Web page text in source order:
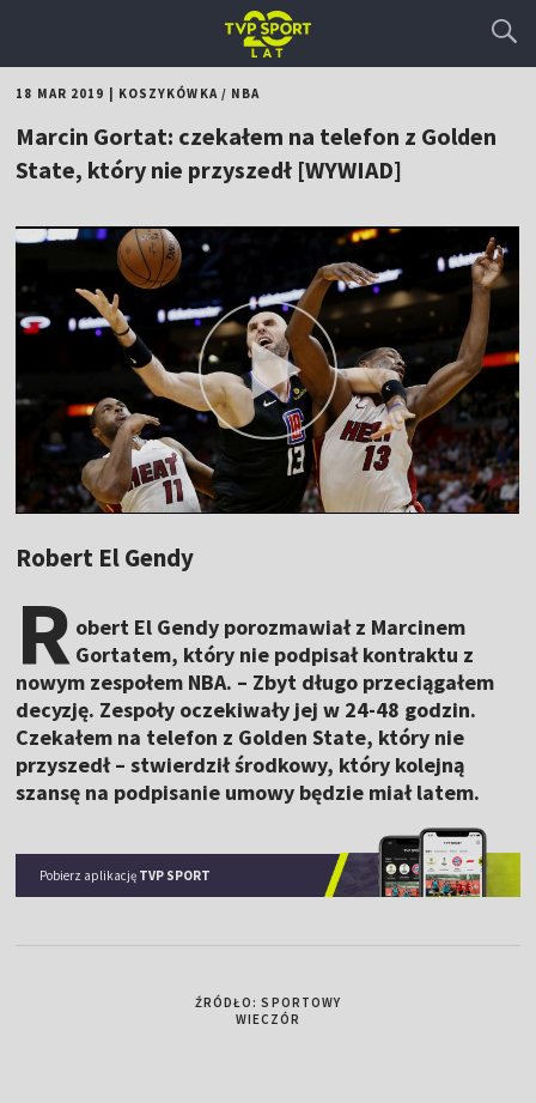
18 MAR 2019 KOSZYKÓWKA/ NBA
Marcin Gortat: czekałem na telefon z Golden
State, który nie przyszedł [WYWIAD]
Robert El Gendy
R obert El Gendy porozmawiał z Marcinem
Gortatem, który nie podpisał kontraktu z
nowym zespołem NBA. – Zbyt długo przeciągałem
decyzję. Zespoły oczekiwały jej w 24-48 godzin.
Czekałem na telefon z Golden State, który nie
przyszedł – stwierdził środkowy, który kolejną
szansę na podpisanie umowy będzie miał latem.
Pobierz aplikację TVP SPORT
ŹRÓDŁO: SPORTOWY
WIECZÓR